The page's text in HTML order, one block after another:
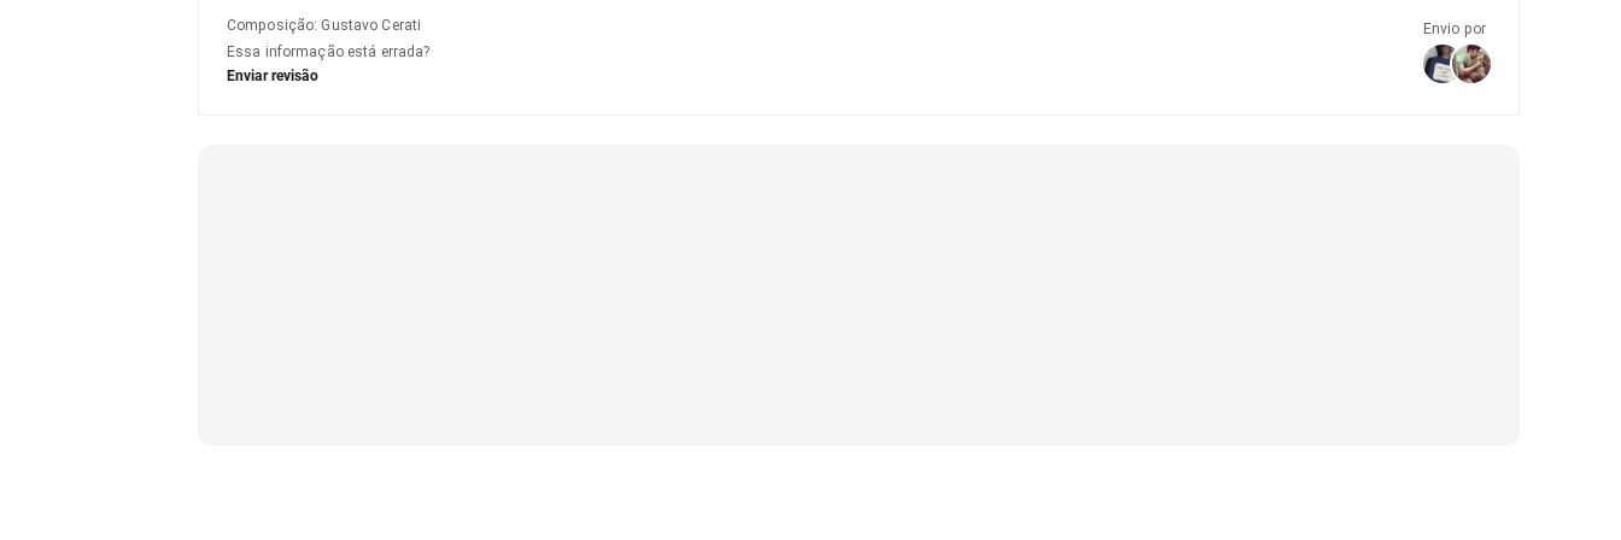
Composição: Gustavo Cerati
Essa informação está errada?
Enviar revisão
Envio por